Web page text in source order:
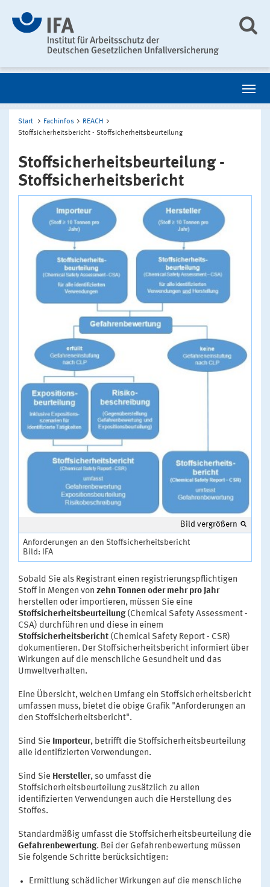
Start Fachinfos
REACH
Stoffsicherheitsbericht - Stoffsicherheitsbeurteilung
Stoffsicherheitsbeurteilung -
Stoffsicherheitsbericht
Bild vergrößern
Anforderungen an den Stoffsicherheitsbericht
Bild: IFA
Sobald Sie als Registrant einen registrierungspflichtigen
Stoff in Mengen von zehn Tonnen oder mehr pro Jahr
herstellen oder importieren, müssen Sie eine
Stoffsicherheitsbeurteilung(Chemical Safety Assessment -
CSA) durchführen und diese in einem
Stoffsicherheitsbericht (Chemical Safety Report - CSR)
dokumentieren. Der Stoffsicherheitsbericht informiert über
Wirkungen auf die menschliche Gesundheit und das
Umweltverhalten.
Eine Übersicht, welchen Umfang ein Stoffsicherheitsbericht
umfassen muss, bietet die obige Grafik "Anforderungen an
den Stoffsicherheitsbericht".
Sind Sie Importeur, betrifft die Stoffsicherheitsbeurteilung
alle identifizierten Verwendungen.
Sind Sie Hersteller, so umfasst die
Stoffsicherheitsbeurteilung zusätzlich zu allen
identifizierten Verwendungen auch die Herstellung des
Stoffes.
Standardmäßig umfasst die Stoffsicherheitsbeurteilung die
Gefahrenbewertung. Bei der Gefahrenbewertung müssen
Sie folgende Schritte berücksichtigen:
Ermittlung schädlicher Wirkungen auf die menschliche